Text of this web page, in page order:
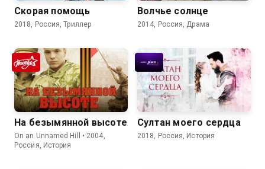
Скорая помощь
2018, Россия, Триллер
Волчье солнце
2014, Россия, Драма
На безымянной высоте
On an Unnamed Hill • 2004,
Россия, История
Султан моего сердца
2018, Россия, История